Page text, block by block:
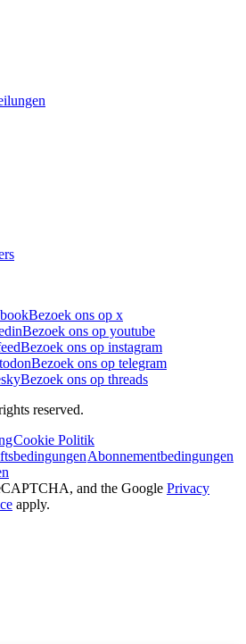
Bezoek ons op x
Bezoek ons op youtube
Bezoek ons op instagram
Bezoek ons op telegram
Bezoek ons op threads
reserved.
Cookie Politik
Abonnementbedingungen
and the Google Privacy
apply.